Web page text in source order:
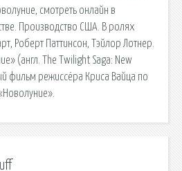
смотреть онлайн в
Производство США. В ролях
Роберт Паттинсон, Тэйлор Лотнер.
(англ. The Twilight Saga: New
фильм режиссёра Криса Вайца по